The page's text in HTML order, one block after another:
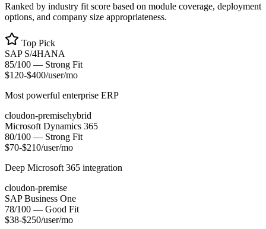
Ranked by industry fit score based on module coverage, deployment
options, and company size appropriateness.
Top Pick
SAP S/4HANA
85/100 — Strong Fit
$120-$400/user/mo
Most powerful enterprise ERP
cloudon-premisehybrid
Microsoft Dynamics 365
80/100 — Strong Fit
$70-$210/user/mo
Deep Microsoft 365 integration
cloudon-premise
SAP Business One
78/100 — Good Fit
$38-$250/user/mo